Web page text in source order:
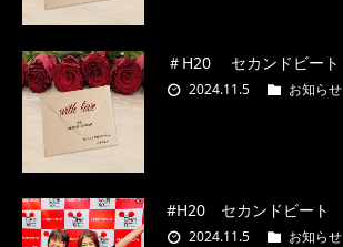
＃H20 セカンドビート
2024.11.5 お知らせ
#H20 セカンドビート
2024.11.5 お知らせ